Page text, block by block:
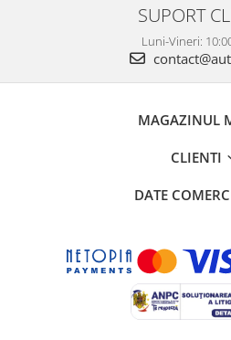
SUPORT
Luni-Vineri:
MAGAZINUL
CLIENTI
DATE